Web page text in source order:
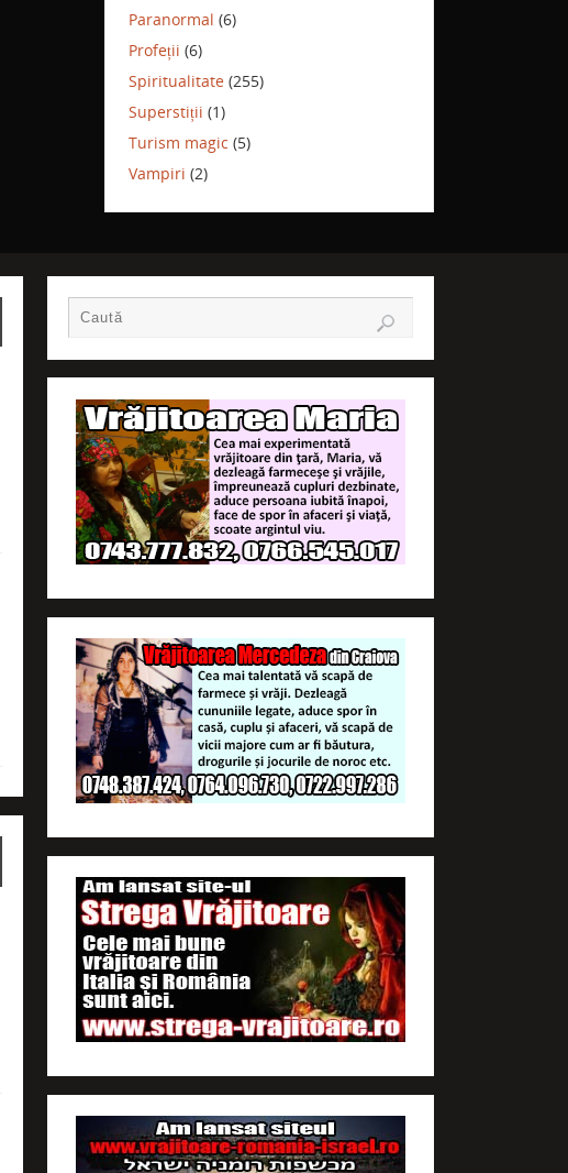
Paranormal (6)
Profeții (6)
Spiritualitate (255)
Superstiții (1)
Turism magic (5)
Vampiri (2)